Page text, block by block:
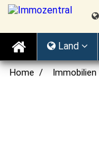
Home Immobilien
Land